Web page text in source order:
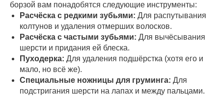
борзой вам понадобятся следующие инструменты:
Расчёска с редкими зубьями: Для распутывания
колтунов и удаления отмерших волосков.
Расчёска с частыми зубьями: Для вычёсывания
шерсти и придания ей блеска.
Пуходерка: Для удаления подшёрстка (хотя его и
мало, но всё же).
Специальные ножницы для груминга: Для
подстригания шерсти на лапах и между пальцами.